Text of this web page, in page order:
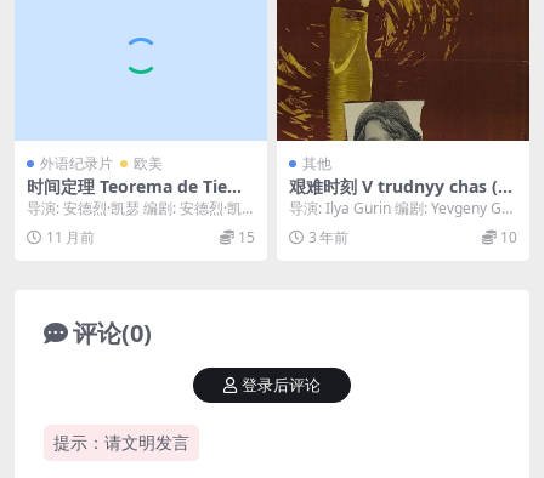
外语纪录片 欧美
时间定理 Teorema de Tiemp
o (2022)
导演: 安德烈·凯瑟 编剧: 安德烈·凯
瑟 主演: Farid Escalant...
11 月前 15
其他
艰难时刻 V trudnyy chas (19
61)
导演: Ilya Gurin 编剧: Yevgeny Ga
brilovich 类...
3 年前 10
评论(0)
提示：请文明发言
登录后评论